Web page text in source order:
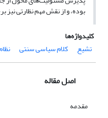
بوده، و از نقش مهم نظارتی نیز
کلیدواژه‌ها
تشیع
کلام سیاسی سنتی
اصل مقاله
مقدمه